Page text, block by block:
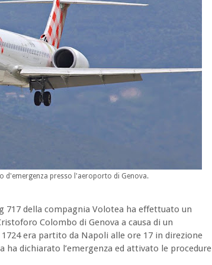
d'emergenza presso l'aeroporto di Genova.
della compagnia Volotea ha effettuato un
Colombo di Genova a causa di un
era partito da Napoli alle ore 17 in direzione
dichiarato l’emergenza ed attivato le procedure